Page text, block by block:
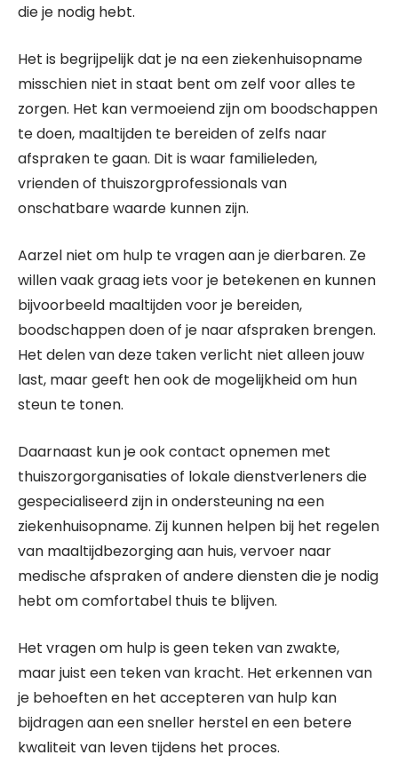
die je nodig hebt.
Het is begrijpelijk dat je na een ziekenhuisopname
misschien niet in staat bent om zelf voor alles te
zorgen. Het kan vermoeiend zijn om boodschappen
te doen, maaltijden te bereiden of zelfs naar
afspraken te gaan. Dit is waar familieleden,
vrienden of thuiszorgprofessionals van
onschatbare waarde kunnen zijn.
Aarzel niet om hulp te vragen aan je dierbaren. Ze
willen vaak graag iets voor je betekenen en kunnen
bijvoorbeeld maaltijden voor je bereiden,
boodschappen doen of je naar afspraken brengen.
Het delen van deze taken verlicht niet alleen jouw
last, maar geeft hen ook de mogelijkheid om hun
steun te tonen.
Daarnaast kun je ook contact opnemen met
thuiszorgorganisaties of lokale dienstverleners die
gespecialiseerd zijn in ondersteuning na een
ziekenhuisopname. Zij kunnen helpen bij het regelen
van maaltijdbezorging aan huis, vervoer naar
medische afspraken of andere diensten die je nodig
hebt om comfortabel thuis te blijven.
Het vragen om hulp is geen teken van zwakte,
maar juist een teken van kracht. Het erkennen van
je behoeften en het accepteren van hulp kan
bijdragen aan een sneller herstel en een betere
kwaliteit van leven tijdens het proces.